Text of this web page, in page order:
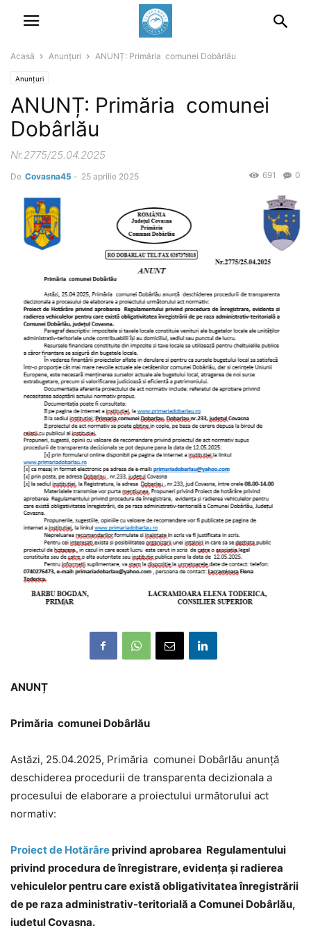
Acasă Anunțuri ANUNȚ: Primăria comunei Dobârlău
Anunțuri
ANUNȚ: Primăria comunei
Dobârlău
Nr.2775/25.04.2025
De Covasna45 - 25 aprilie 2025 0
691
ANUNȚ
Primăria comunei Dobârlău
Astăzi, 25.04.2025, Primăria comunei Dobârlău anunță
deschiderea procedurii de transparenta decizionala a
procesului de elaborare a proiectului următorului act
normativ:
Proiect de Hotărâreprivind aprobarea Regulamentului
privind procedura de înregistrare, evidența și radierea
vehiculelor pentru care există obligativitatea înregistrării
de pe raza administrativ-teritorială a Comunei Dobârlău,
județul Covasna.